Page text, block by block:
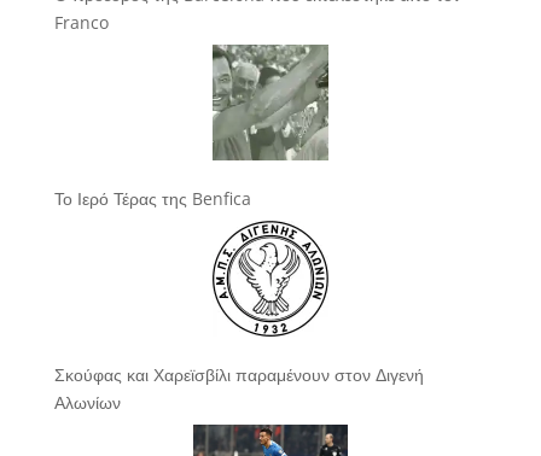
Franco
Το Ιερό Τέρας της Benfica
Σκούφας και Χαρεϊσβίλι παραμένουν στον Διγενή
Αλωνίων